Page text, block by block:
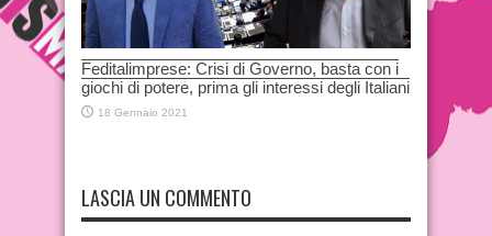
Feditalimprese: Crisi di Governo, basta con i
giochi di potere, prima gli interessi degli Italiani
18 Gennaio 2021
LASCIA UN COMMENTO